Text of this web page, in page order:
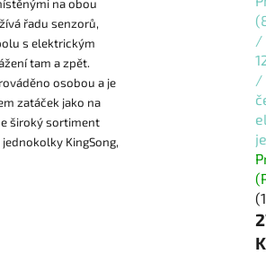
na obou
řadu senzorů,
s elektrickým
tam a zpět.
osobou a je
zatáček jako na
široký sortiment
KingSong,
/
/